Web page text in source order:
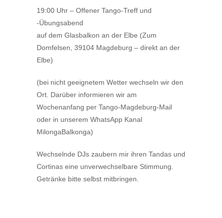
19:00 Uhr – Offener Tango-Treff und
-Übungsabend
auf dem Glasbalkon an der Elbe (Zum
Domfelsen, 39104 Magdeburg – direkt an der
Elbe)
(bei nicht geeignetem Wetter wechseln wir den
Ort. Darüber informieren wir am
Wochenanfang per Tango-Magdeburg-Mail
oder in unserem WhatsApp Kanal
MilongaBalkonga)
Wechselnde DJs zaubern mir ihren Tandas und
Cortinas eine unverwechselbare Stimmung.
Getränke bitte selbst mitbringen.